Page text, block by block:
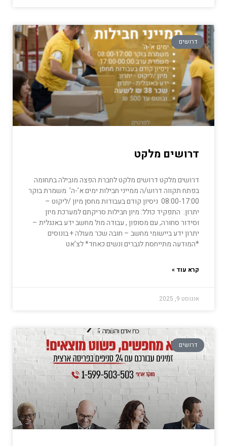
דרושים
דרושים מלקט
דרושים מלקט דרושים מלקט לחברת הפצה מובילה בתחומה
בפתח תקווה דרוש/ה ממייני חבילות ימים א’-ה’ משמרת בוקר
08:00-17:00 ניסיון קודם בעבודות מחסן מיון /ליקוט –
יתרון. התפקיד כולל: מיון חבילות סריקתם למערכת מיון
וסידור סחורה, עם מסופון , עבודה מול מחשב ידע באנגלית –
יתרון ידע ביישומי מחשב – חובה שכר מעולה + בונוסים
*המודעה מתייחסת לגברים ונשים כאחד* לצ’אט
קרא עוד »
אוגוסט 9, 2025
דרושים